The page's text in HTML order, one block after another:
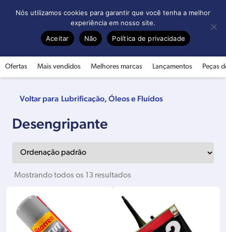
Ofertas Mais vendidos Melhores marcas Lançamentos Peças
Lubrificação, Óleos e Fluídos
Desengripante
Mostrando todos os 13 resultados
Nós utilizamos cookies para garantir que você tenha a melhor
experiência em nosso site.
Aceitar
Não Política de privacidade